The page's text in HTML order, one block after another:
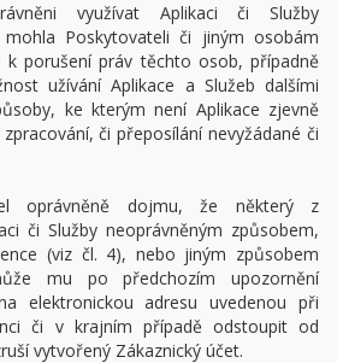
využívat Aplikaci či Služby
Poskytovateli či jiným osobám
porušení práv těchto osob, případně
užívání Aplikace a Služeb dalšími
ke kterým není Aplikace zjevně
či přeposílání nevyžádané či
oprávněně dojmu, že některý z
či Služby neoprávněným způsobem,
(viz čl. 4), nebo jiným způsobem
mu po předchozím upozornění
elektronickou adresu uvedenou při
či v krajním případě odstoupit od
vytvořený Zákaznický účet.